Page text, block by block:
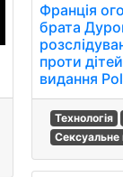
Франція
брата
проти
видання
Технологія
Сексуальне